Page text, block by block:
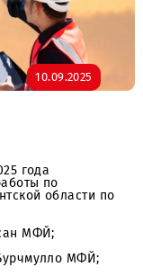
2025 года
работы по
области